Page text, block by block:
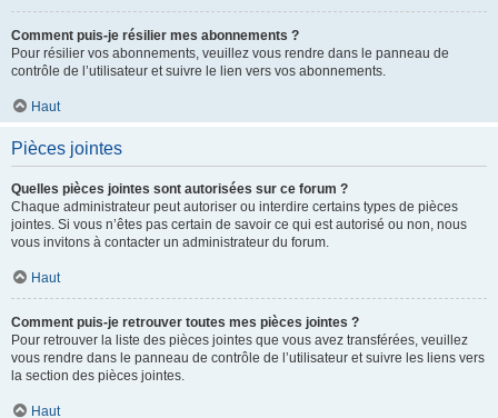
Comment puis-je résilier mes abonnements ?
Pour résilier vos abonnements, veuillez vous rendre dans le panneau de
contrôle de l’utilisateur et suivre le lien vers vos abonnements.
Haut
Pièces jointes
Quelles pièces jointes sont autorisées sur ce forum ?
Chaque administrateur peut autoriser ou interdire certains types de pièces
jointes. Si vous n’êtes pas certain de savoir ce qui est autorisé ou non, nous
vous invitons à contacter un administrateur du forum.
Haut
Comment puis-je retrouver toutes mes pièces jointes ?
Pour retrouver la liste des pièces jointes que vous avez transférées, veuillez
vous rendre dans le panneau de contrôle de l’utilisateur et suivre les liens vers
la section des pièces jointes.
Haut